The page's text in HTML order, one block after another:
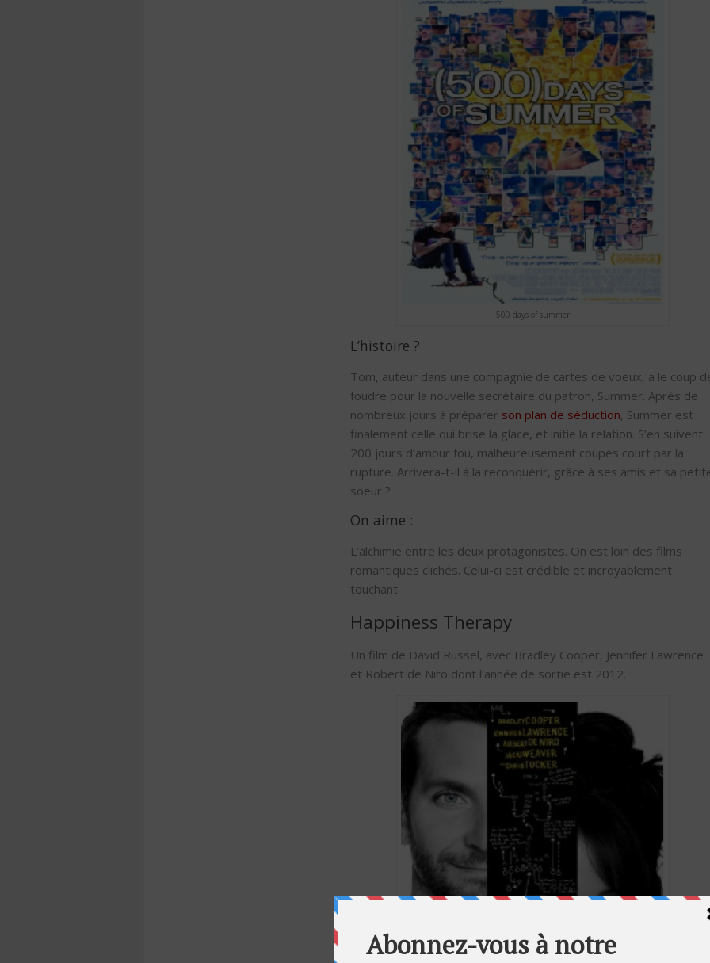
500 days of summer
L’histoire ?
Tom, auteur dans une compagnie de cartes de voeux, a le coup
foudre pour la nouvelle secrétaire du patron, Summer. Après de
nombreux jours à préparer son plan de séduction, Summer est
finalement celle qui brise la glace, et initie la relation. S’en suivent
200 jours d’amour fou, malheureusement coupés court par la
rupture. Arrivera-t-il à la reconquérir, grâce à ses amis et sa
soeur ?
On aime :
L’alchimie entre les deux protagonistes. On est loin des films
romantiques clichés. Celui-ci est crédible et incroyablement
touchant.
Happiness Therapy
Un film de David Russel, avec Bradley Cooper, Jennifer Lawrence
et Robert de Niro dont l’année de sortie est 2012.